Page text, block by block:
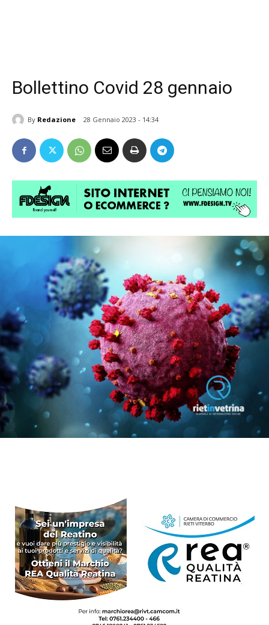
Bollettino Covid 28 gennaio
By Redazione 28 Gennaio 2023 - 14:34